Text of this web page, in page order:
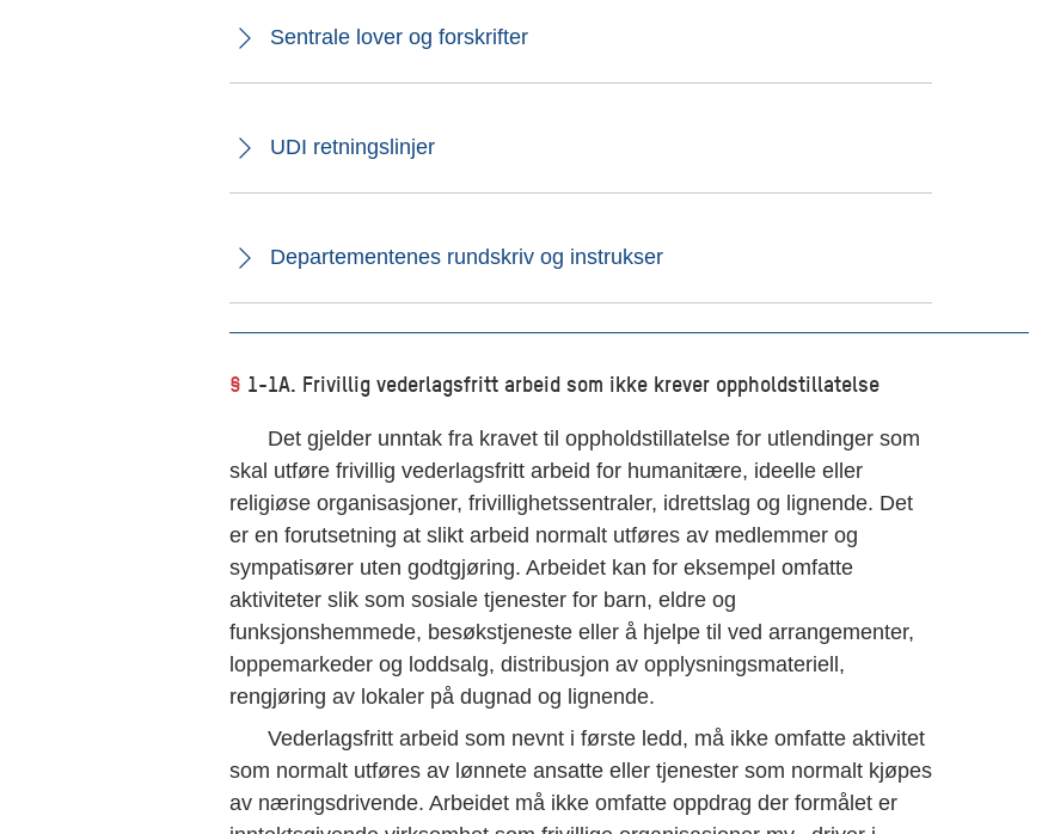
Sentrale lover og forskrifter
UDI retningslinjer
Departementenes rundskriv og instrukser
§ 1-1A. Frivillig vederlagsfritt arbeid som ikke krever oppholdstillatelse
Det gjelder unntak fra kravet til oppholdstillatelse for utlendinger som
skal utføre frivillig vederlagsfritt arbeid for humanitære, ideelle eller
religiøse organisasjoner, frivillighetssentraler, idrettslag og lignende. Det
er en forutsetning at slikt arbeid normalt utføres av medlemmer og
sympatisører uten godtgjøring. Arbeidet kan for eksempel omfatte
aktiviteter slik som sosiale tjenester for barn, eldre og
funksjonshemmede, besøkstjeneste eller å hjelpe til ved arrangementer,
loppemarkeder og loddsalg, distribusjon av opplysningsmateriell,
rengjøring av lokaler på dugnad og lignende.
Vederlagsfritt arbeid som nevnt i første ledd, må ikke omfatte aktivitet
som normalt utføres av lønnete ansatte eller tjenester som normalt kjøpes
av næringsdrivende. Arbeidet må ikke omfatte oppdrag der formålet er